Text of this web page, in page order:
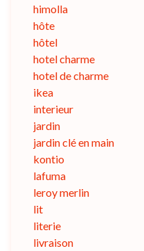
himolla
hôte
hôtel
hotel charme
hotel de charme
ikea
interieur
jardin
jardin clé en main
kontio
lafuma
leroy merlin
lit
literie
livraison